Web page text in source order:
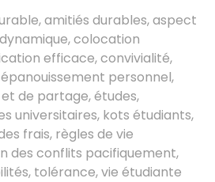
,amitiés durables,aspect
,colocation
efficace,convivialité,
épanouissement personnel,
de partage,études,
universitaires, kots étudiants,
frais, règles de vie
des conflits pacifiquement,
, tolérance,vie étudiante